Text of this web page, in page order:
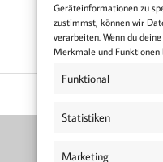
Geräteinformationen zu
zustimmst, können wir
verarbeiten. Wenn du
Merkmale und Funktionen
Funktional
Statistiken
Marketing